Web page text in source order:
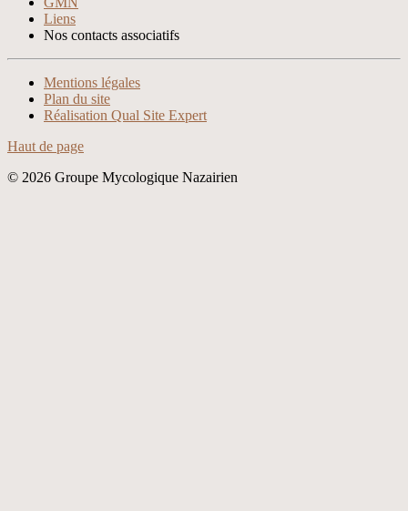
Liens
Nos contacts associatifs
XvideosMentions légales
Plan du site
Réalisation Qual Site Expert
Haut de page
© 2026 Groupe Mycologique Nazairien